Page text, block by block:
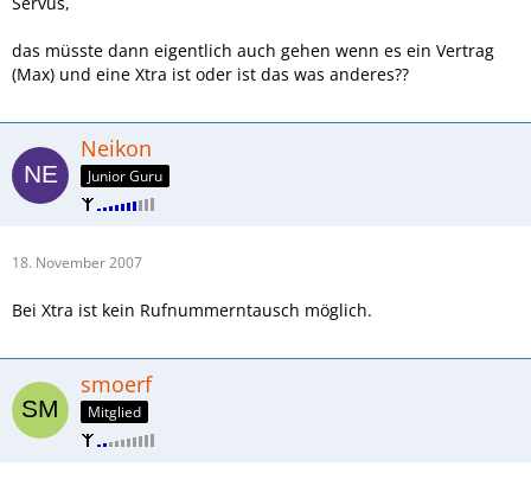
das müsste dann eigentlich auch gehen wenn es ein Vertrag
(Max) und eine Xtra ist oder ist das was anderes??
Neikon
Junior Guru
18. November 2007
Bei Xtra ist kein Rufnummerntausch möglich.
smoerf
Mitglied